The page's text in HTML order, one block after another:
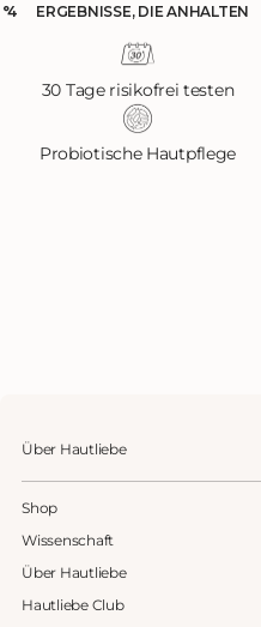
°4 ERGEBNISSE, DIE ANHALTEN
30 Tage risikofrei testen
Probiotische Hautpflege
Über Hautliebe
Shop
Wissenschaft
Über Hautliebe
Hautliebe Club